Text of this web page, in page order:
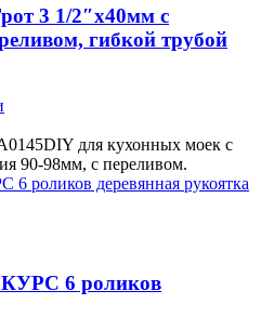
3 1/2″х40мм с
гибкой трубой
для кухонных моек с
90-98мм, с переливом.
КУРС 6 роликов